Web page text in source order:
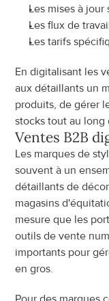
Les mises à
Les flux de
Les tarifs
En digitalisant les
aux détaillants un
produits, de gérer
stocks tout au long
Ventes B2B
Les marques de
souvent à un
détaillants de
magasins
mesure que les
outils de vente
importants pour
en gros.